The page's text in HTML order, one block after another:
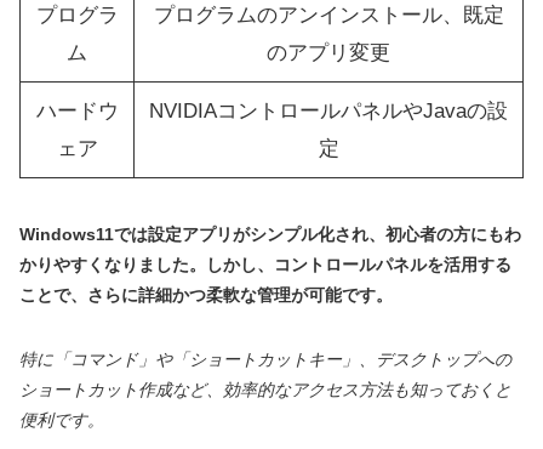
プログラ
ム
プログラムのアンインストール、既定
のアプリ変更
ハードウ
ェア
NVIDIAコントロールパネルやJavaの設
定
Windows11では設定アプリがシンプル化され、初心者の方にもわ
かりやすくなりました。しかし、コントロールパネルを活用する
ことで、さらに詳細かつ柔軟な管理が可能です。
特に「コマンド」や「ショートカットキー」、デスクトップへの
ショートカット作成など、効率的なアクセス方法も知っておくと
便利です。